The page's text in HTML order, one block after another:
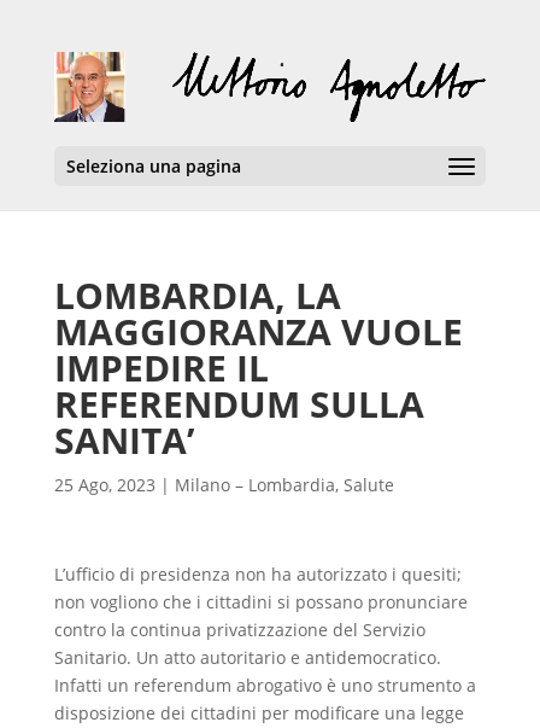
Seleziona una pagina
LOMBARDIA, LA
MAGGIORANZA VUOLE
IMPEDIRE IL
REFERENDUM SULLA
SANITA’
25 Ago, 2023 | Milano – Lombardia, Salute
L’ufficio di presidenza non ha autorizzato i quesiti;
non vogliono che i cittadini si possano pronunciare
contro la continua privatizzazione del Servizio
Sanitario. Un atto autoritario e antidemocratico.
Infatti un referendum abrogativo è uno strumento a
disposizione dei cittadini per modificare una legge